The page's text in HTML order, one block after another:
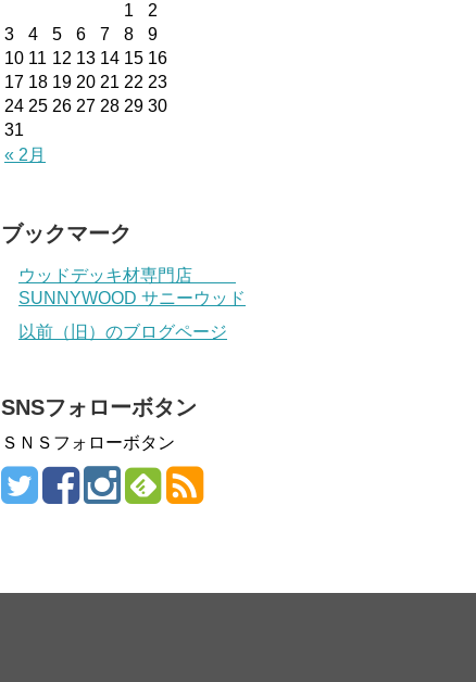
« 2月
1
2
3
4 5 6 7 8
9
10 11 12 13 14 15 16
17 18 19 20 21 22 23
24 25 26 27 28 29 30
31
ブックマーク
ウッドデッキ材専門店
SUNNYWOOD サニーウッド
以前（旧）のブログページ
SNSフォローボタン
ＳＮＳフォローボタン